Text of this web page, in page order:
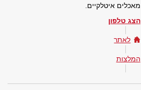
מאכלים איטלקיים.
הצג טלפון
לאתר
המלצות